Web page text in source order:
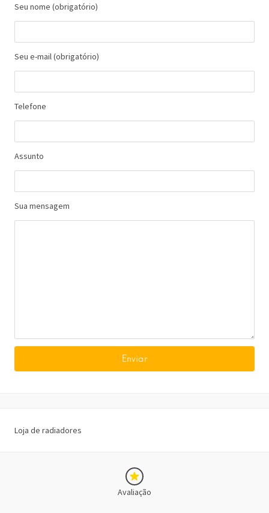
Seu nome (obrigatório)
Seu e-mail (obrigatório)
Telefone
Assunto
Sua mensagem
Loja de radiadores
Avaliação